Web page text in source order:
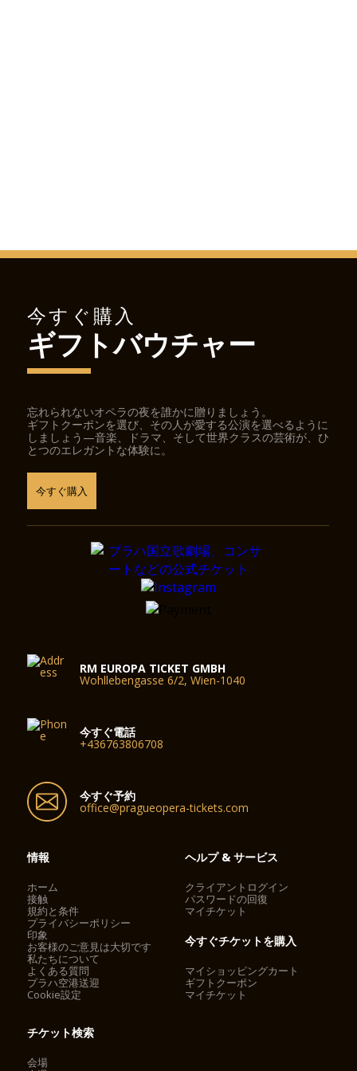
今すぐ購入
ギフトバウチャー
忘れられないオペラの夜を誰かに贈りましょう。
ギフトクーポンを選び、その人が愛する公演を選べるように
しましょう—音楽、ドラマ、そして世界クラスの芸術が、ひ
とつのエレガントな体験に。
今すぐ購入
RM EUROPA TICKET GMBH
Wohllebengasse 6/2, Wien-1040
今すぐ電話
+436763806708
今すぐ予約
office@pragueopera-tickets.com
情報
ホーム
接触
規約と条件
プライバシーポリシー
印象
お客様のご意見は大切です
私たちについて
よくある質問
プラハ空港送迎
Cookie設定
ヘルプ & サービス
クライアントログイン
パスワードの回復
マイチケット
今すぐチケットを購入
マイショッピングカート
ギフトクーポン
マイチケット
チケット検索
会場